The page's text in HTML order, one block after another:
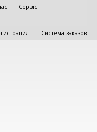
Сервіс
Система заказов